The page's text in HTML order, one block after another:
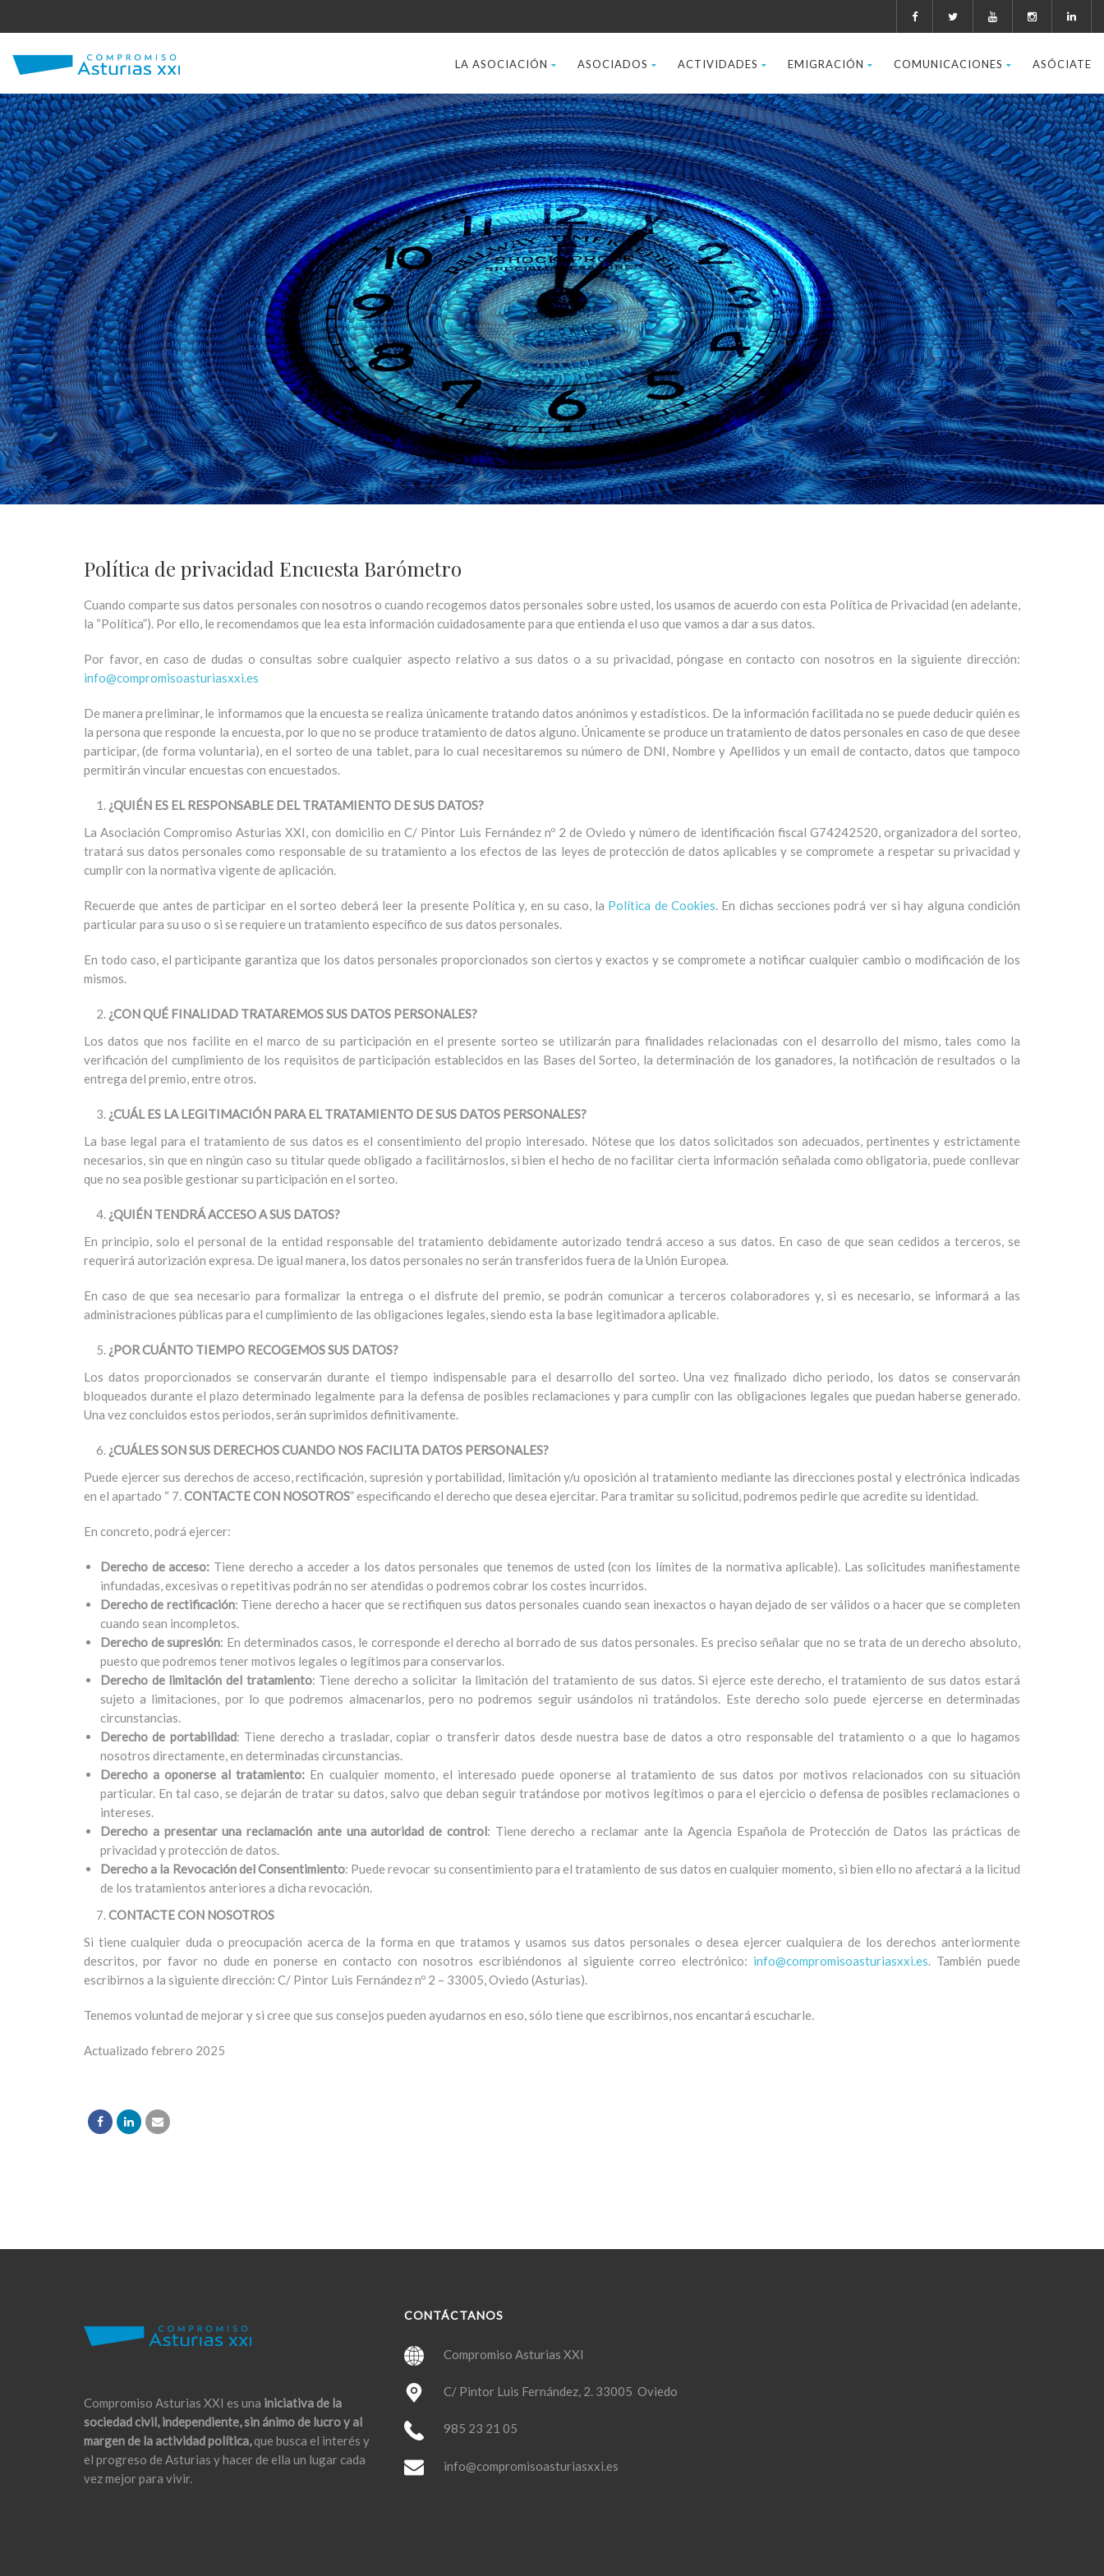
LA ASOCIACIÓN ASOCIADOS ACTIVIDADES EMIGRACIÓN COMUNICACIONES ASÓCIATE
Política de privacidad Encuesta Barómetro
Cuando comparte sus datos personales con nosotros o cuando recogemos datos personales sobre usted, los usamos de acuerdo con esta Política de Privacidad (en adelante,
la “Política”). Por ello, le recomendamos que lea esta información cuidadosamente para que entienda el uso que vamos a dar a sus datos.
Por favor, en caso de dudas o consultas sobre cualquier aspecto relativo a sus datos o a su privacidad, póngase en contacto con nosotros en la siguiente dirección:
info@compromisoasturiasxxi.es
De manera preliminar, le informamos que la encuesta se realiza únicamente tratando datos anónimos y estadísticos. De la información facilitada no se puede deducir quién es
la persona que responde la encuesta, por lo que no se produce tratamiento de datos alguno. Únicamente se produce un tratamiento de datos personales en caso de que desee
participar, (de forma voluntaria), en el sorteo de una tablet, para lo cual necesitaremos su número de DNI, Nombre y Apellidos y un email de contacto, datos que tampoco
permitirán vincular encuestas con encuestados.
¿QUIÉN ES EL RESPONSABLE DEL TRATAMIENTO DE SUS DATOS?
La Asociación Compromiso Asturias XXI, con domicilio en C/ Pintor Luis Fernández nº 2 de Oviedo y número de identificación fiscal G74242520, organizadora del sorteo,
tratará sus datos personales como responsable de su tratamiento a los efectos de las leyes de protección de datos aplicables y se compromete a respetar su privacidad y
cumplir con la normativa vigente de aplicación.
Recuerde que antes de participar en el sorteo deberá leer la presente Política y, en su caso, la Política de Cookies. En dichas secciones podrá ver si hay alguna condición
particular para su uso o si se requiere un tratamiento específico de sus datos personales.
En todo caso, el participante garantiza que los datos personales proporcionados son ciertos y exactos y se compromete a notificar cualquier cambio o modificación de los
mismos.
¿CON QUÉ FINALIDAD TRATAREMOS SUS DATOS PERSONALES?
Los datos que nos facilite en el marco de su participación en el presente sorteo se utilizarán para finalidades relacionadas con el desarrollo del mismo, tales como la
verificación del cumplimiento de los requisitos de participación establecidos en las Bases del Sorteo, la determinación de los ganadores, la notificación de resultados o la
entrega del premio, entre otros.
¿CUÁL ES LA LEGITIMACIÓN PARA EL TRATAMIENTO DE SUS DATOS PERSONALES?
La base legal para el tratamiento de sus datos es el consentimiento del propio interesado. Nótese que los datos solicitados son adecuados, pertinentes y estrictamente
necesarios, sin que en ningún caso su titular quede obligado a facilitárnoslos, si bien el hecho de no facilitar cierta información señalada como obligatoria, puede conllevar
que no sea posible gestionar su participación en el sorteo.
¿QUIÉN TENDRÁ ACCESO A SUS DATOS?
En principio, solo el personal de la entidad responsable del tratamiento debidamente autorizado tendrá acceso a sus datos. En caso de que sean cedidos a terceros, se
requerirá autorización expresa. De igual manera, los datos personales no serán transferidos fuera de la Unión Europea.
En caso de que sea necesario para formalizar la entrega o el disfrute del premio, se podrán comunicar a terceros colaboradores y, si es necesario, se informará a las
administraciones públicas para el cumplimiento de las obligaciones legales, siendo esta la base legitimadora aplicable.
¿POR CUÁNTO TIEMPO RECOGEMOS SUS DATOS?
Los datos proporcionados se conservarán durante el tiempo indispensable para el desarrollo del sorteo. Una vez finalizado dicho periodo, los datos se conservarán
bloqueados durante el plazo determinado legalmente para la defensa de posibles reclamaciones y para cumplir con las obligaciones legales que puedan haberse generado.
Una vez concluidos estos periodos, serán suprimidos definitivamente.
¿CUÁLES SON SUS DERECHOS CUANDO NOS FACILITA DATOS PERSONALES?
Puede ejercer sus derechos de acceso, rectificación, supresión y portabilidad, limitación y/u oposición al tratamiento mediante las direcciones postal y electrónica indicadas
en el apartado “ 7.CONTACTE CON NOSOTROS” especificando el derecho que desea ejercitar. Para tramitar su solicitud, podremos pedirle que acredite su identidad.
En concreto, podrá ejercer:
Derecho de acceso: Tiene derecho a acceder a los datos personales que tenemos de usted (con los límites de la normativa aplicable). Las solicitudes manifiestamente
infundadas, excesivas o repetitivas podrán no ser atendidas o podremos cobrar los costes incurridos.
Derecho de rectificación: Tiene derecho a hacer que se rectifiquen sus datos personales cuando sean inexactos o hayan dejado de ser válidos o a hacer que se completen
cuando sean incompletos.
Derecho de supresión: En determinados casos, le corresponde el derecho al borrado de sus datos personales. Es preciso señalar que no se trata de un derecho absoluto,
puesto que podremos tener motivos legales o legítimos para conservarlos.
Derecho de limitación del tratamiento: Tiene derecho a solicitar la limitación del tratamiento de sus datos. Si ejerce este derecho, el tratamiento de sus datos estará
sujeto a limitaciones, por lo que podremos almacenarlos, pero no podremos seguir usándolos ni tratándolos. Este derecho solo puede ejercerse en determinadas
circunstancias.
Derecho de portabilidad: Tiene derecho a trasladar, copiar o transferir datos desde nuestra base de datos a otro responsable del tratamiento o a que lo hagamos
nosotros directamente, en determinadas circunstancias.
Derecho a oponerse al tratamiento: En cualquier momento, el interesado puede oponerse al tratamiento de sus datos por motivos relacionados con su situación
particular. En tal caso, se dejarán de tratar su datos, salvo que deban seguir tratándose por motivos legítimos o para el ejercicio o defensa de posibles reclamaciones o
intereses.
Derecho a presentar una reclamación ante una autoridad de control: Tiene derecho a reclamar ante la Agencia Española de Protección de Datos las prácticas de
privacidad y protección de datos.
Derecho a la Revocación del Consentimiento: Puede revocar su consentimiento para el tratamiento de sus datos en cualquier momento, si bien ello no afectará a la licitud
de los tratamientos anteriores a dicha revocación.
CONTACTECON NOSOTROS
Si tiene cualquier duda o preocupación acerca de la forma en que tratamos y usamos sus datos personales o desea ejercer cualquiera de los derechos anteriormente
descritos, por favor no dude en ponerse en contacto con nosotros escribiéndonos al siguiente correo electrónico: info@compromisoasturiasxxi.es. También puede
escribirnos a la siguiente dirección: C/ Pintor Luis Fernández nº 2 – 33005, Oviedo (Asturias).
Tenemos voluntad de mejorar y si cree que sus consejos pueden ayudarnos en eso, sólo tiene que escribirnos, nos encantará escucharle.
Actualizado febrero 2025
Compromiso Asturias XXI es una iniciativa de la
sociedad civil, independiente, sin ánimo de lucro y al
margen de la actividad política,que busca el interés y
el progreso de Asturias y hacer de ella un lugar cada
vez mejor para vivir.
CONTÁCTANOS
Compromiso Asturias XXI
C/ Pintor Luis Fernández, 2. 33005 Oviedo
985 23 21 05
info@compromisoasturiasxxi.es